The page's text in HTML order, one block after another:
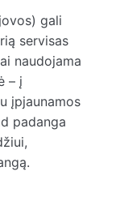
gali
servisas
naudojama
– į
įpjaunamos
padanga